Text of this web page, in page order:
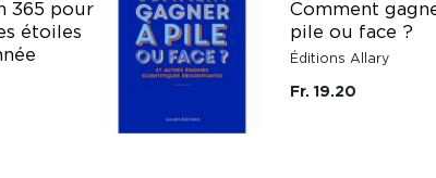
365 pour
étoiles
Comment
pile ou face ?
Éditions Allary
Fr. 19.20